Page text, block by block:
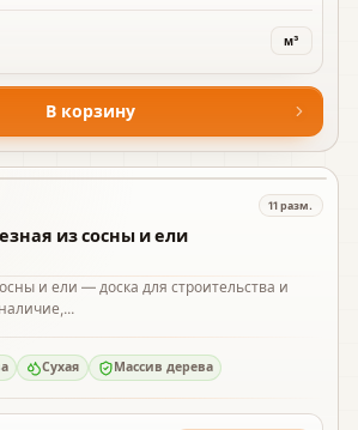
м³
В корзину
11разм.
из сосны и ели
и ели — доска для строительства и
Сухая Массив дерева